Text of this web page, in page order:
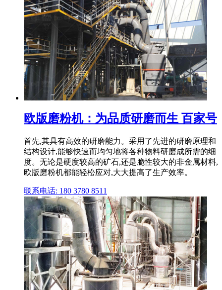
欧版磨粉机：为品质研磨而生 百家号
首先,其具有高效的研磨能力。采用了先进的研磨原理和
结构设计,能够快速而均匀地将各种物料研磨成所需的细
度。无论是硬度较高的矿石,还是脆性较大的非金属材料,
欧版磨粉机都能轻松应对,大大提高了生产效率。
联系电话: 180 3780 8511